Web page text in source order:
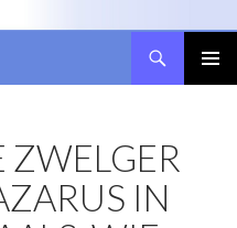
ZWELGER
IN